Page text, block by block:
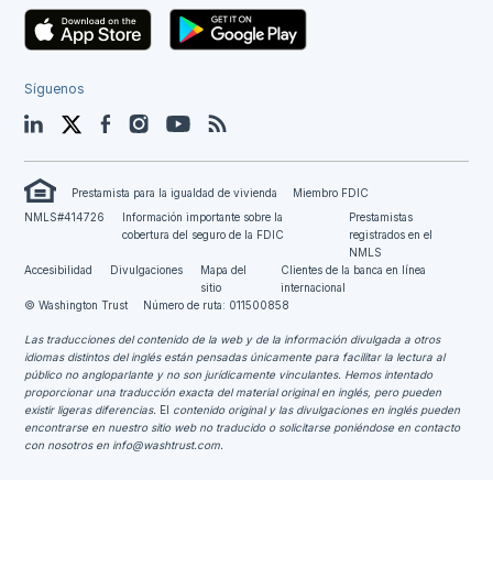
Síguenos
LinkedIn TwitterFacebookInstagramYouTube
Prestamista para la igualdad de vivienda
Miembro FDIC
NMLS#414726
Información importante sobre la
cobertura del seguro de la FDIC
Prestamistas
registrados en el
NMLS
Accesibilidad
Divulgaciones
Mapa del
sitio
Clientes de la banca en línea
internacional
© Washington Trust
Número de ruta: 011500858
Las traducciones del contenido de la web y de la información divulgada a otros
idiomas distintos del inglés están pensadas únicamente para facilitar la lectura al
público no angloparlante y no son jurídicamente vinculantes. Hemos intentado
proporcionar una traducción exacta del material original en inglés, pero pueden
existir ligeras diferencias. El contenido original y las divulgaciones en inglés pueden
encontrarse en nuestro sitio web no traducido o solicitarse poniéndose en contacto
con nosotros en info@washtrust.com.